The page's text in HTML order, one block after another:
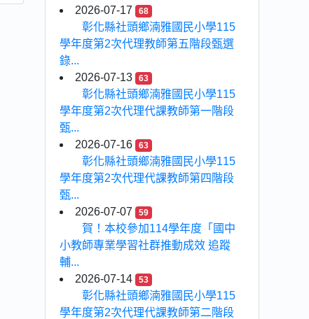
2026-07-17
68
彰化縣社頭鄉湳雅國民小學115
學年度第2次代理教師第五階段甄選
錄...
2026-07-13
63
彰化縣社頭鄉湳雅國民小學115
學年度第2次代理代課教師第一階段
甄...
2026-07-16
63
彰化縣社頭鄉湳雅國民小學115
學年度第2次代理代課教師第四階段
甄...
2026-07-07
59
賀！本校參加114學年度「國中
小教師專業學習社群推動成效 追蹤
輔...
2026-07-14
53
彰化縣社頭鄉湳雅國民小學115
學年度第2次代理代課教師第二階段